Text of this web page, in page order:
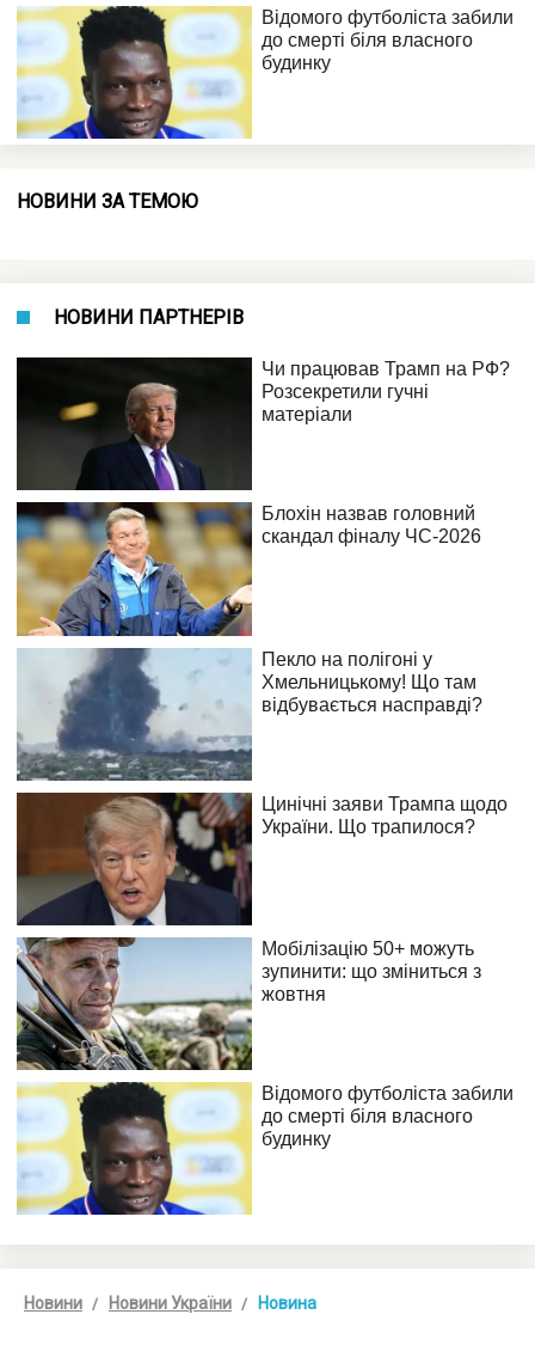
НОВИНИ ЗА ТЕМОЮ
НОВИНИ ПАРТНЕРІВ
Новини Новини України Новина